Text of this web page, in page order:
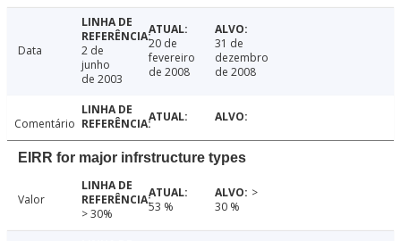
Data
2 de
junho
de 2003
20 de
fevereiro
de 2008
31 de
dezembro
de 2008
Comentário
EIRR for major infrstructure types
Valor
> 30%
53 %
>
30 %